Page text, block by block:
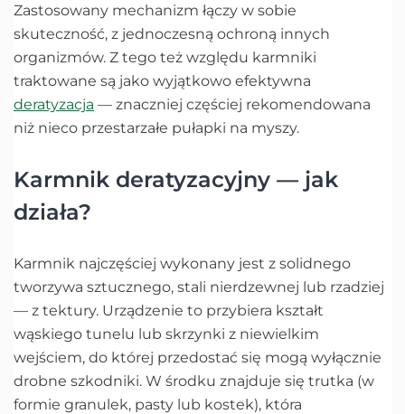
Zastosowany mechanizm łączy w sobie
skuteczność, z jednoczesną ochroną innych
organizmów. Z tego też względu karmniki
traktowane są jako wyjątkowo efektywna
deratyzacja — znaczniej częściej rekomendowana
niż nieco przestarzałe pułapki na myszy.
Karmnik deratyzacyjny — jak
działa?
Karmnik najczęściej wykonany jest z solidnego
tworzywa sztucznego, stali nierdzewnej lub rzadziej
— z tektury. Urządzenie to przybiera kształt
wąskiego tunelu lub skrzynki z niewielkim
wejściem, do której przedostać się mogą wyłącznie
drobne szkodniki. W środku znajduje się trutka (w
formie granulek, pasty lub kostek), która